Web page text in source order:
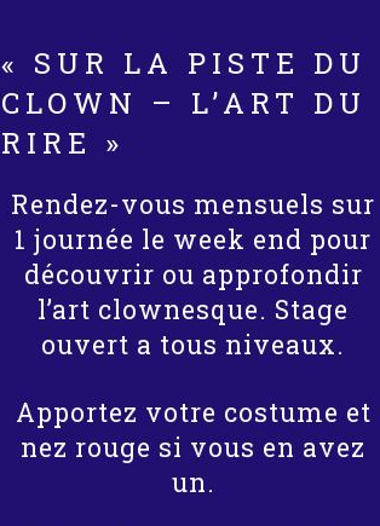
« SUR LA PISTE DU
CLOWN – L’ART DU
RIRE »
Rendez-vous mensuels sur
1 journée le week end pour
découvrir ou approfondir
l’art clownesque. Stage
ouvert a tous niveaux.
Apportez votre costume et
nez rouge si vous en avez
un.